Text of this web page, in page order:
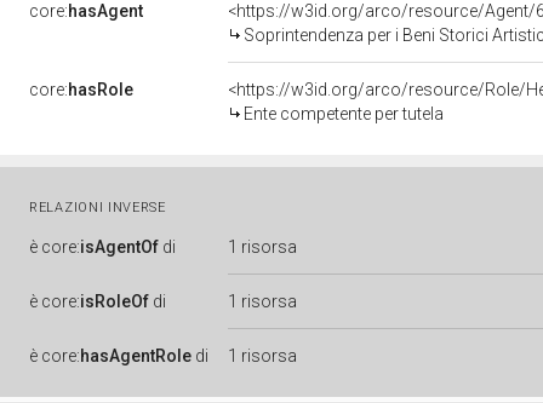
core:hasAgent
<https://w3id.org/arco/resource/Agent/
Soprintendenza per i Beni Storici
core:hasRole
<https://w3id.org/arco/resource/Role/
Ente competente per tutela
RELAZIONI INVERSE
è core:isAgentOf di 1 risorsa
è core:isRoleOf di 1 risorsa
è core:hasAgentRole di 1 risorsa